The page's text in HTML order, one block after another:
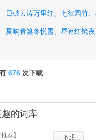
日破云涛万里红、 七律园竹、
夏响青篁冬悦雪、 昼巡红镜夜
676 次下载
的词库
荐】